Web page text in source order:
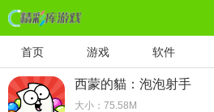
首页 游戏 软件
西蒙的貓：泡泡射手
大小： 75.58M